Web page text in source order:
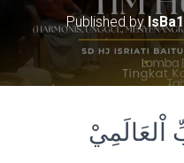
Published byIsBa1
اْلعَالَمِيْ